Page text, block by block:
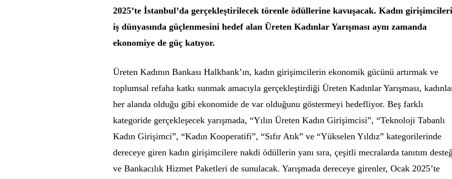
2025’te İstanbul’da gerçekleştirilecek törenle ödüllerine kavuşacak. Kadın
iş dünyasında güçlenmesini hedef alan Üreten Kadınlar Yarışması aynı zamanda
ekonomiye de güç katıyor.
Üreten Kadının Bankası Halkbank’ın, kadın girişimcilerin ekonomik gücünü artırmak ve
toplumsal refaha katkı sunmak amacıyla gerçekleştirdiği Üreten Kadınlar Yarışması,
her alanda olduğu gibi ekonomide de var olduğunu göstermeyi hedefliyor. Beş farklı
kategoride gerçekleşecek yarışmada, “Yılın Üreten Kadın Girişimcisi”, “Teknoloji Tabanlı
Kadın Girişimci”, “Kadın Kooperatifi”, “Sıfır Atık” ve “Yükselen Yıldız” kategorilerinde
dereceye giren kadın girişimcilere nakdi ödüllerin yanı sıra, çeşitli mecralarda tanıtım
ve Bankacılık Hizmet Paketleri de sunulacak. Yarışmada dereceye girenler, Ocak 2025’te